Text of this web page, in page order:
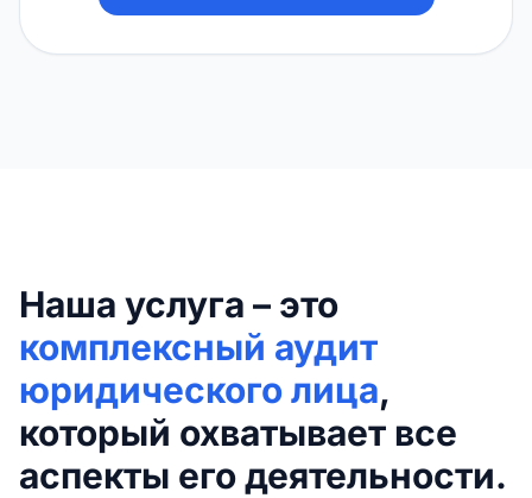
Наша услуга – это
комплексный аудит
юридического лица,
который охватывает все
аспекты его деятельности.